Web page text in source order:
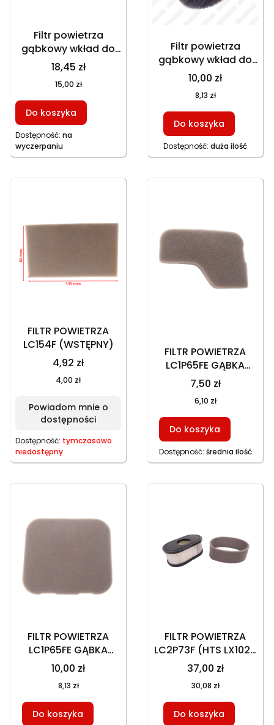
Filtr powietrza
gąbkowy wkład do
agregatu
prądotwórczego LT-
950
18,45 zł
15,00 zł
Do koszyka
Dostępność: na
wyczerpaniu
Filtr powietrza
gąbkowy wkład do
silnika LONCIN
LC200F
10,00 zł
8,13 zł
Do koszyka
Dostępność: duża ilość
FILTR POWIETRZA
LC154F (WSTĘPNY)
4,92 zł
4,00 zł
Powiadom mnie o
dostępności
Dostępność: tymczasowo
niedostępny
FILTR POWIETRZA
LC1P65FE GĄBKA
MNIEJSZA (HGS 156L)
7,50 zł
6,10 zł
Do koszyka
Dostępność: średnia ilość
FILTR POWIETRZA
LC1P65FE GĄBKA
WIĘKSZA (HGS 156L)
10,00 zł
8,13 zł
Do koszyka
FILTR POWIETRZA
LC2P73F (HTS LX102H
L586), WKŁAD
37,00 zł
30,08 zł
Do koszyka